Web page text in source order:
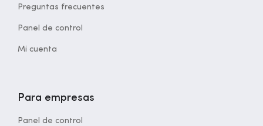
Preguntas frecuentes
Panel de control
Mi cuenta
Para empresas
Panel de control